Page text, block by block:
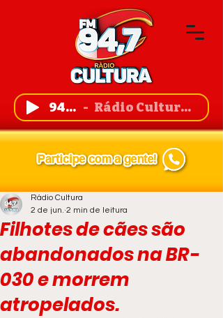
94,7 FM Rádio Cultura de Guanambi
Filhotes de cães são
abandonados na BR-
030 e morrem
atropelados.
Rádio Cultura
2 de jun. 2 min de leitura